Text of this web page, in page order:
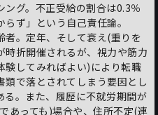
グ。不正受給の割合は0.3％
ず」という自己責任論。
者。定年、そして衰え(重りを
時折開催されるが、視力や筋力
験してみればよい)により転職
で落とされてしまう要因とし
る。また、履歴に不就労期間が
あっても)場合や、住所不定(連